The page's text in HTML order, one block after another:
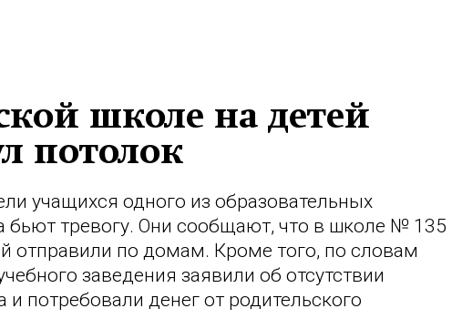
школе на детей
потолок
учащихся одного из образовательных
бьют тревогу. Они сообщают, что в школе № 135
отправили по домам. Кроме того, по словам
заведения заявили об отсутствии
потребовали денег от родительского